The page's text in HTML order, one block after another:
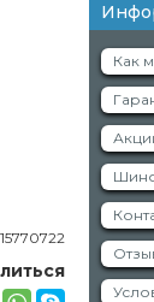
15770722
Как